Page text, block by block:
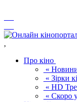
,
Про кіно
«
« Зірки
« HD
« Скоро